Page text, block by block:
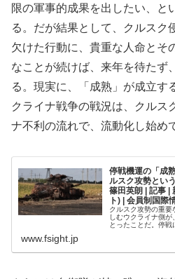
限の軍事的成果を出したい、と
る。だが結果として、クルスク
欠けた行動に、貴重な人命とそ
なことが続けば、来年を待たず
る。現実に、「成熟」が成立す
クライナ戦争の戦況は、クルス
ナ不利の流れで、流動化し始め
停戦機運の「成
ルスク攻勢とい
篠田英朗 | 記事
ト) | 会員制国際
クルスク攻勢の重
しむウクライナ側
とったことだ。停戦
www.fsight.jp